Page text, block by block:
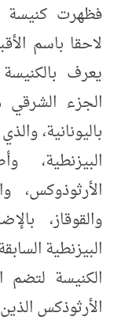
فظهرت كنيسة
لاحقا باسم
يعرف
الجزء الشرقي
باليونانية،
البيزنطية،
الأرثوذوكس،
والقوقاز،
البيزنطية
الكنيسة لتضم
الأرثوذكس